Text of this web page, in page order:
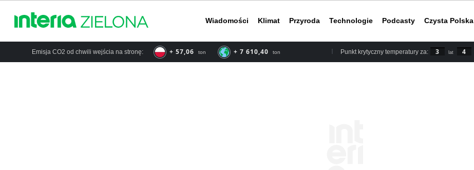
Wiadomości Klimat Przyroda Technologie Podcasty Czysta Polska
Emisja CO2 od chwili wejścia na stronę: + 66,57 ton + 8 878,80 ton Punkt krytyczny temperatury za: 3 lat 4